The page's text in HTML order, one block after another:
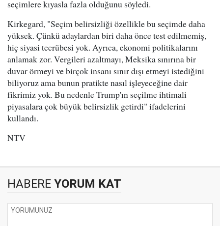
seçimlere kıyasla fazla olduğunu söyledi.
Kirkegard, "Seçim belirsizliği özellikle bu seçimde daha
yüksek. Çünkü adaylardan biri daha önce test edilmemiş,
hiç siyasi tecrübesi yok. Ayrıca, ekonomi politikalarını
anlamak zor. Vergileri azaltmayı, Meksika sınırına bir
duvar örmeyi ve birçok insanı sınır dışı etmeyi istediğini
biliyoruz ama bunun pratikte nasıl işleyeceğine dair
fikrimiz yok. Bu nedenle Trump'ın seçilme ihtimali
piyasalara çok büyük belirsizlik getirdi" ifadelerini
kullandı.
NTV
HABERE YORUM KAT